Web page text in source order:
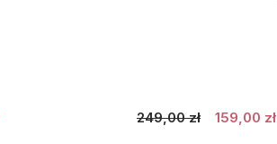
249,00 zł 159,00 zł